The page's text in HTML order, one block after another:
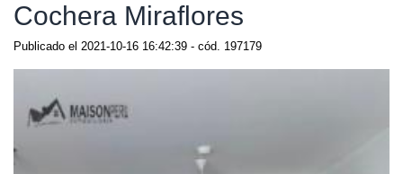
Cochera Miraflores
Publicado el 2021-10-16 16:42:39 - cód. 197179